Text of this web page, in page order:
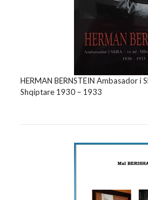
HERMAN BERNSTEIN Ambasador i
Shqiptare 1930 – 1933